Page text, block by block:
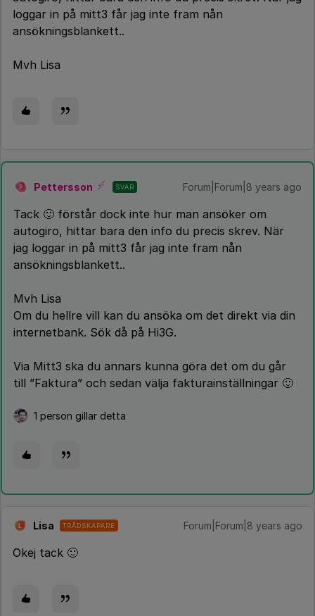
loggar in på mitt3 får jag inte fram nån
ansökningsblankett..
Mvh Lisa
P Pettersson SVAR Forum|Forum|8 years ago
Tack 🙂 förstår dock inte hur man ansöker om
autogiro, hittar bara den info du precis skrev. När
jag loggar in på mitt3 får jag inte fram nån
ansökningsblankett..
Mvh Lisa
Om du hellre vill kan du ansöka om det direkt via din
internetbank. Sök då på Hi3G.
Via Mitt3 ska du annars kunna göra det om du går
till ”Faktura” och sedan välja fakturainställningar 🙂
1 person gillar detta
Lisa TRÅDSKAPARE Forum|Forum|8 years ago
Okej tack 🙂